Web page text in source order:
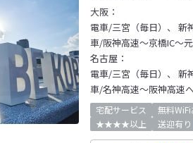
大阪：
電車/三宮（毎日）、 新
車/阪神高速～京橋IC～
名古屋：
電車/三宮（毎日）、 新
車/名神高速～阪神高速
宅配サービス 無料WiFi
★★★★以上
送迎有り